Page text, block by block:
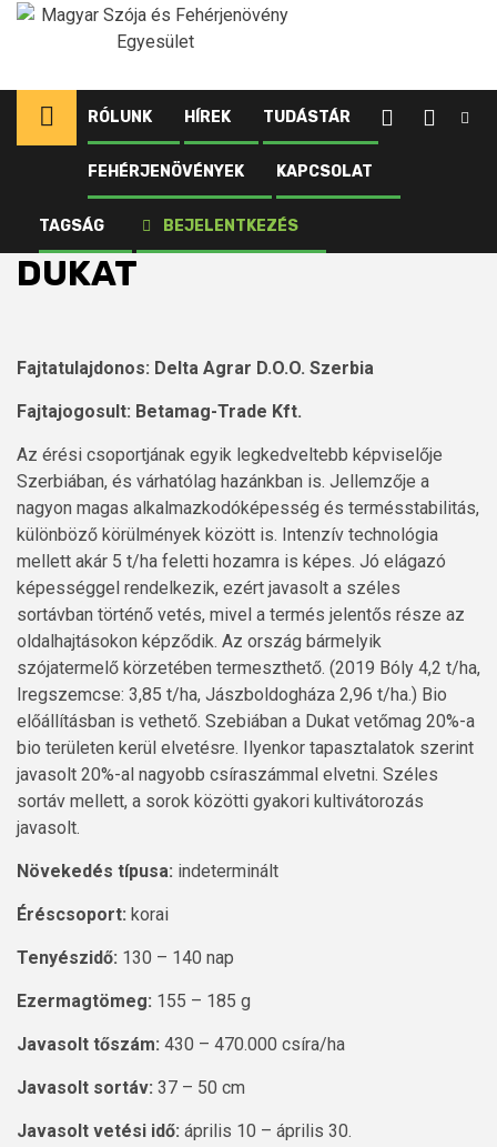
Ugrás
RÓLUNK HÍREK TUDÁSTÁR
FEHÉRJENÖVÉNYEK KAPCSOLAT
TAGSÁG BEJELENTKEZÉS
Kezdőlap Fehérjenövények Szója
DUKAT
Fajtatulajdonos: Delta Agrar D.O.O. Szerbia
Fajtajogosult: Betamag-Trade Kft.
Az érési csoportjának egyik legkedveltebb képviselője
Szerbiában, és várhatólag hazánkban is. Jellemzője a
nagyon magas alkalmazkodóképesség és termésstabilitás,
különböző körülmények között is. Intenzív technológia
mellett akár 5 t/ha feletti hozamra is képes. Jó elágazó
képességgel rendelkezik, ezért javasolt a széles
sortávban történő vetés, mivel a termés jelentős része az
oldalhajtásokon képződik. Az ország bármelyik
szójatermelő körzetében termeszthető. (2019 Bóly 4,2 t/ha,
Iregszemcse: 3,85 t/ha, Jászboldogháza 2,96 t/ha.) Bio
előállításban is vethető. Szebiában a Dukat vetőmag 20%-a
bio területen kerül elvetésre. Ilyenkor tapasztalatok szerint
javasolt 20%-al nagyobb csíraszámmal elvetni. Széles
sortáv mellett, a sorok közötti gyakori kultivátorozás
javasolt.
Növekedés típusa: indeterminált
Éréscsoport: korai
Tenyészidő: 130 – 140 nap
Ezermagtömeg: 155 – 185 g
Javasolt tőszám: 430 – 470.000 csíra/ha
Javasolt sortáv: 37 – 50 cm
Javasolt vetési idő: április 10 – április 30.